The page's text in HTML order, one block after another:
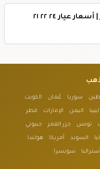
← سعر الذهب اليوم في قطر | أسعار عيار ٢٤ ٢٢ ٢١
سوريا عُمان الكويت
ليبيا اليمن الإمارات قطر
تونس جزر القمر جيبوتي
السويد أمريكا هولندا
أستراليا سويسرا